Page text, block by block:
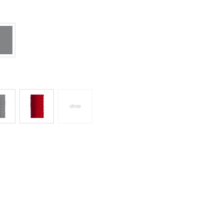
grau
ohne(Diese Option ist zurzeit nicht verfügbar.)